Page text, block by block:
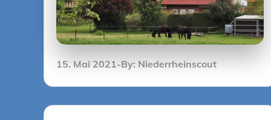
Posted
15. Mai 2021 By: Niederrheinscout